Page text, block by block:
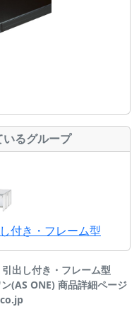
るグループ
付き・フレーム型
出し付き・フレーム型
(AS ONE) 商品詳細ページ